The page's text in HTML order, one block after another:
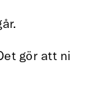
gör att ni